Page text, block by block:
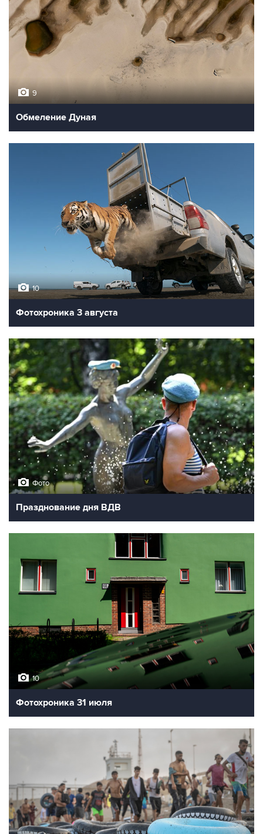
9
Обмеление Дуная
10
Фотохроника 3 августа
Фото
Празднование дня ВДВ
10
Фотохроника 31 июля